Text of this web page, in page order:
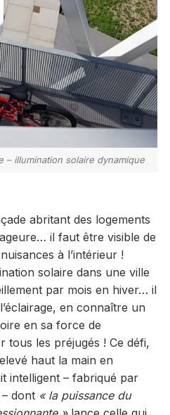
– illumination solaire dynamique
abritant des logements
il faut être visible de
à l’intérieur !
solaire dans une ville
par mois en hiver… il
en connaître un
en sa force de
tous les préjugés ! Ce défi,
haut la main en
intelligent – fabriqué par
dont « la puissance du